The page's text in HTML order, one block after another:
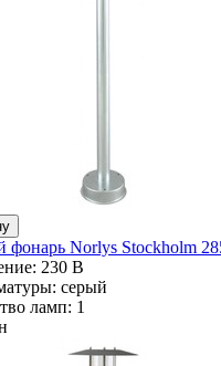
фонарь Norlys Stockholm
230 В
серый
ламп: 1